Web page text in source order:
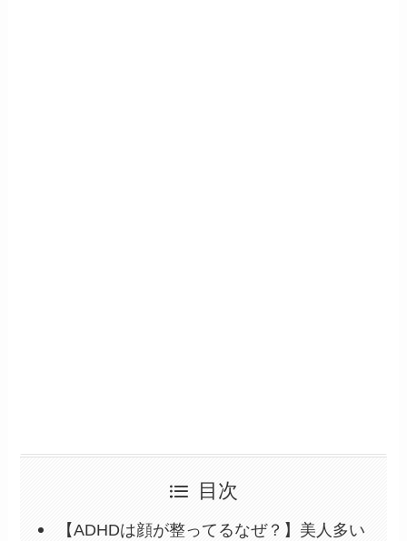
目次
【ADHDは顔が整ってるなぜ？】美人多い